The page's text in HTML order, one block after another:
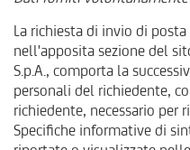
La richiesta di invio di
nell'apposita sezione del
S.p.A., comporta la
personali del richiedente,
richiedente, necessario per
Specifiche informative di